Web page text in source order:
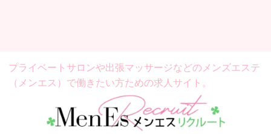
プライベートサロンや出張マッサージなどの メンズエステ
（メンエス）で働きたい方ための求人サイト。